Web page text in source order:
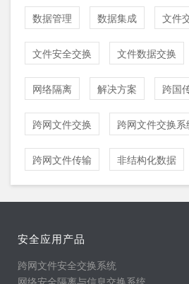
数据管理 数据集成 文件
文件安全交换 文件数据交换
网络隔离 解决方案 跨国
跨网文件交换 跨网文件交换系
跨网文件传输 非结构化数据
安全应用产品
跨网文件安全交换系统